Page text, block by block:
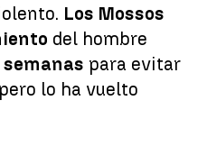
Los Mossos
del hombre
para evitar
lo ha vuelto